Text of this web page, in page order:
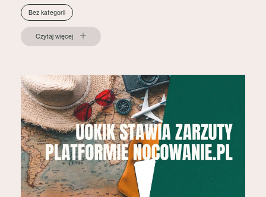
Bez kategorii
Czytaj więcej